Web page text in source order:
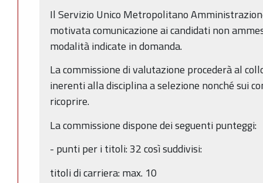
Il Servizio Unico Metropolitano
motivata comunicazione ai candidati non
modalità indicate in domanda.
La commissione di valutazione procederà al
inerenti alla disciplina a selezione nonché sui
ricoprire.
La commissione dispone dei seguenti punteggi:
- punti per i titoli: 32 così suddivisi:
titoli di carriera: max. 10